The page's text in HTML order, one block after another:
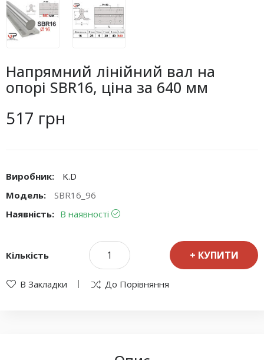
Напрямний лінійний вал на
опорі SBR16, ціна за 640 мм
517 грн
Виробник:
K.D
Модель:
SBR16_96
Наявність: В наявності
Кількість КУПИТИ
В Закладки До Порівняння